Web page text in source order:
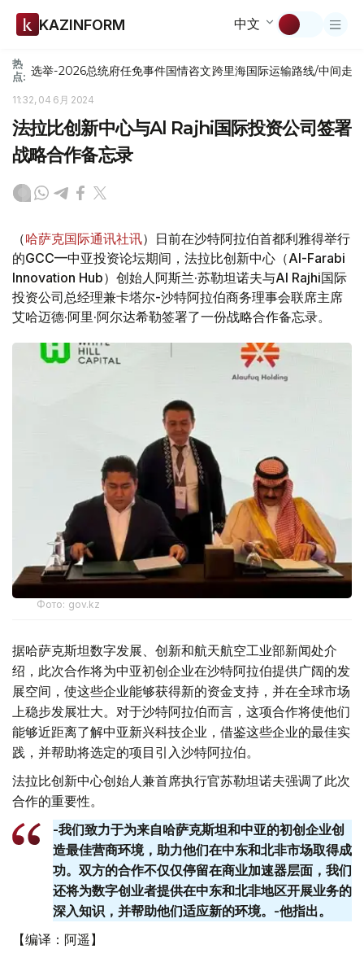
KAZINFORM 中文
热
点: 选举-2026总统府任免事件国情咨文跨里海国际运输路线/中间走廊
11:32, 04 6月 2024
法拉比创新中心与Al Rajhi国际投资公司签署
战略合作备忘录
（哈萨克国际通讯社讯）日前在沙特阿拉伯首都利雅得举行
的GCC—中亚投资论坛期间，法拉比创新中心（Al-Farabi
Innovation Hub）创始人阿斯兰·苏勒坦诺夫与Al Rajhi国际
投资公司总经理兼卡塔尔-沙特阿拉伯商务理事会联席主席
艾哈迈德·阿里·阿尔达希勒签署了一份战略合作备忘录。
Фото: gov.kz
据哈萨克斯坦数字发展、创新和航天航空工业部新闻处介
绍，此次合作将为中亚初创企业在沙特阿拉伯提供广阔的发
展空间，使这些企业能够获得新的资金支持，并在全球市场
上稳步发展壮大。对于沙特阿拉伯而言，这项合作将使他们
能够近距离了解中亚新兴科技企业，借鉴这些企业的最佳实
践，并帮助将选定的项目引入沙特阿拉伯。
法拉比创新中心创始人兼首席执行官苏勒坦诺夫强调了此次
合作的重要性。
-我们致力于为来自哈萨克斯坦和中亚的初创企业创
造最佳营商环境，助力他们在中东和北非市场取得成
功。双方的合作不仅仅停留在商业加速器层面，我们
还将为数字创业者提供在中东和北非地区开展业务的
深入知识，并帮助他们适应新的环境。-他指出。
【编译：阿遥】